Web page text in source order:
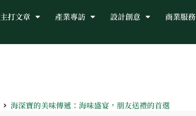
主打文章 產業專訪 設計創意 商業服務
海深寶的美味傳遞：海味盛宴，朋友送禮的首選